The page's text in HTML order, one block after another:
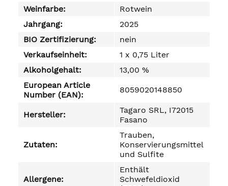
Weinfarbe:
Rotwein
Jahrgang:
2025
BIO Zertifizierung:
nein
Verkaufseinheit:
1 x 0,75 Liter
Alkoholgehalt:
13,00 %
European Article
Number (EAN):
8059020148850
Hersteller:
Tagaro SRL, I72015
Fasano
Zutaten:
Trauben,
Konservierungsmittel
und Sulfite
Allergene:
Enthält
Schwefeldioxid